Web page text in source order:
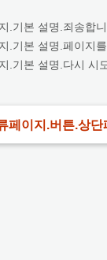
.기본 설명.죄송합
.기본 설명.페이지
.기본 설명.다시 시
페이지.버튼.상단